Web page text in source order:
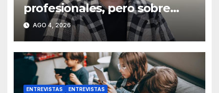
profesionales, pero sobre
todo formar personas”.
AGO 4, 2026
ENTREVISTAS ENTREVISTAS